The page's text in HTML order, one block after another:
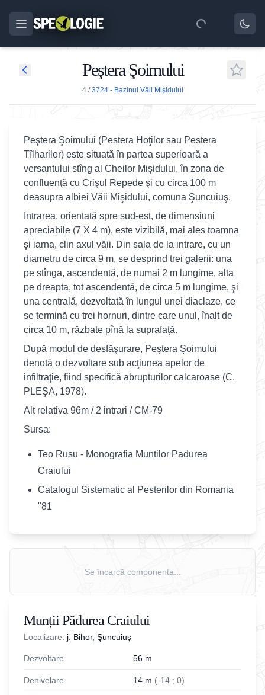
Peştera Şoimului
4/3724 - Bazinul Văii Mişidului
Peştera Şoimului (Pestera Hoţilor sau Pestera
Tîlharilor) este situată în partea superioară a
versantului stîng al Cheilor Mişidului, în zona de
confluenţă cu Crişul Repede şi cu circa 100 m
deasupra albiei Văii Mişidului, comuna Şuncuiuş.
Intrarea, orientată spre sud-est, de dimensiuni
apreciabile (7 X 4 m), este vizibilă, mai ales toamna
şi iarna, clin axul văii. Din sala de la intrare, cu un
diametru de circa 9 m, se desprind trei galerii: una
pe stînga, ascendentă, de numai 2 m lungime, alta
pe dreapta, tot ascendentă, de circa 5 m lungime, şi
una centrală, dezvoltată în lungul unei diaclaze, ce
se termină cu trei hornuri, dintre care unul, înalt de
circa 10 m, răzbate pînă la suprafaţă.
După modul de desfăşurare, Peştera Şoimului
denotă o dezvoltare sub acţiunea apelor de
infiltraţie, fiind specifică abrupturilor calcaroase (C.
PLEŞA, 1978).
Alt relativa 96m / 2 intrari / CM-79
Sursa:
Teo Rusu - Monografia Muntilor Padurea
Craiului
Catalogul Sistematic al Pesterilor din Romania
"81
Se încarcă componenta...
Munții Pădurea Craiului
Localizare: j. Bihor, Şuncuiuş
Dezvoltare 56 m
Denivelare 14 m (-14 ; 0)